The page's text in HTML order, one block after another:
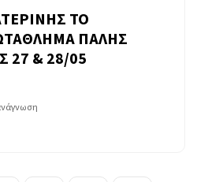
ΤΟ
ΠΑΛΗΣ
27 & 28/05